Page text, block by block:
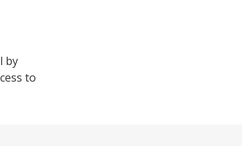
by
to